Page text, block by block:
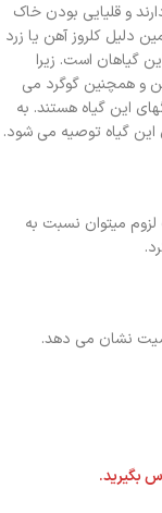
و قلیایی بودن خاک
کلروز آهن یا زرد
گیاهان است. زیرا
و همچنین گوگرد می
این گیاه هستند. به
این گیاه توصیه می شود.
لزوم میتوان نسبت به
نشان می دهد.
بگیرید.